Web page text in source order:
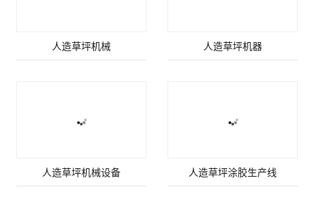
人造草坪机械 人造草坪机器
人造草坪机械设备 人造草坪涂胶生产线